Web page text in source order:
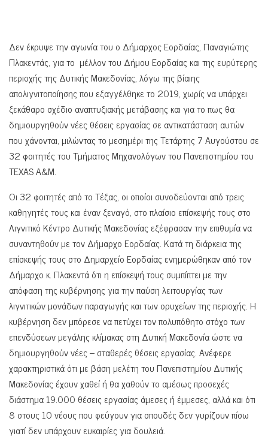
Δεν έκρυψε την αγωνία του ο Δήμαρχος Εορδαίας, Παναγιώτης
Πλακεντάς, για το μέλλον του Δήμου Εορδαίας και της ευρύτερης
περιοχής της Δυτικής Μακεδονίας, λόγω της βίαιης
απολιγνιτοποίησης που εξαγγέλθηκε το 2019, χωρίς να υπάρχει
ξεκάθαρο σχέδιο αναπτυξιακής μετάβασης και για το πως θα
δημιουργηθούν νέες θέσεις εργασίας σε αντικατάσταση αυτών
που χάνονται, μιλώντας το μεσημέρι της Τετάρτης 7 Αυγούστου σε
32 φοιτητές του Τμήματος Μηχανολόγων του Πανεπιστημίου του
TEXAS Α&Μ.
Οι 32 φοιτητές από το Τέξας, οι οποίοι συνοδεύονται από τρεις
καθηγητές τους και έναν ξεναγό, στο πλαίσιο επίσκεψής τους στο
Λιγνιτικό Κέντρο Δυτικής Μακεδονίας εξέφρασαν την επιθυμία να
συναντηθούν με τον Δήμαρχο Εορδαίας. Κατά τη διάρκεια της
επίσκεψής τους στο Δημαρχείο Εορδαίας ενημερώθηκαν από τον
Δήμαρχο κ. Πλακεντά ότι η επίσκεψή τους συμπίπτει με την
απόφαση της κυβέρνησης για την παύση λειτουργίας των
λιγνιτικών μονάδων παραγωγής και των ορυχείων της περιοχής. Η
κυβέρνηση δεν μπόρεσε να πετύχει τον πολυπόθητο στόχο των
επενδύσεων μεγάλης κλίμακας στη Δυτική Μακεδονία ώστε να
δημιουργηθούν νέες – σταθερές θέσεις εργασίας. Ανέφερε
χαρακτηριστικά ότι με βάση μελέτη του Πανεπιστημίου Δυτικής
Μακεδονίας έχουν χαθεί ή θα χαθούν το αμέσως προσεχές
διάστημα 19.000 θέσεις εργασίας άμεσες ή έμμεσες, αλλά και ότι
8 στους 10 νέους που φεύγουν για σπουδές δεν γυρίζουν πίσω
γιατί δεν υπάρχουν ευκαιρίες για δουλειά.